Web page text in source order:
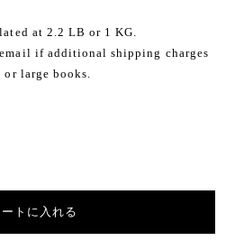
at 2.2 LB or 1 KG.
if additional shipping charges
large books.
ートに入れる